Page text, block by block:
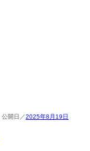
2025年8月19日